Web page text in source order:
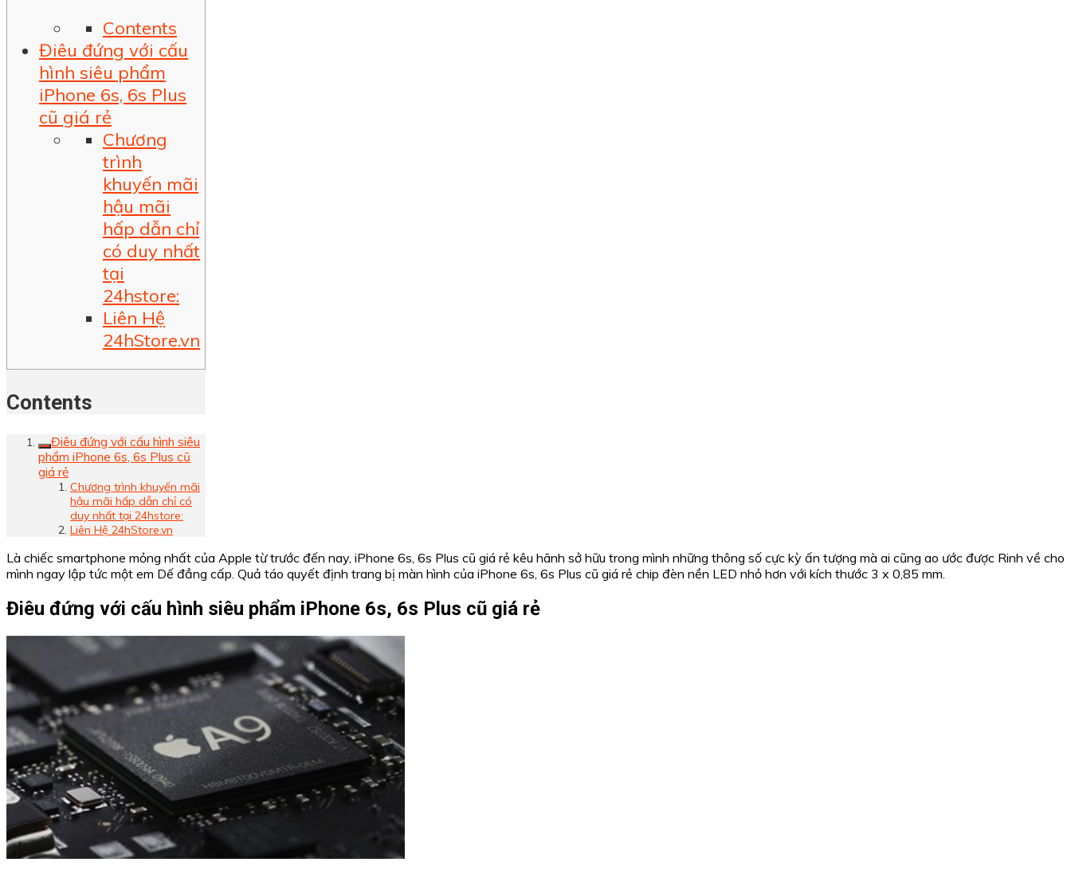
Contents
Điêu đứng với cấu
hình siêu phẩm
iPhone 6s, 6s Plus
cũ giá rẻ
Chương
trình
khuyến mãi
hậu mãi
hấp dẫn chỉ
có duy nhất
tại
24hstore:
Liên Hệ
24hStore.vn
Contents
Điêu đứng với cấu hình siêu
phẩm iPhone 6s, 6s Plus cũ
giá rẻ
Chương trình khuyến mãi
hậu mãi hấp dẫn chỉ có
duy nhất tại 24hstore:
Liên Hệ 24hStore.vn
Là chiếc smartphone mỏng nhất của Apple từ trước đến nay, iPhone 6s, 6s Plus cũ giá rẻ kêu hãnh sở hữu trong mình những thông số cực kỳ ấn tượng mà ai cũng ao ước được Rinh về cho
mình ngay lập tức một em Dế đẳng cấp. Quả táo quyết định trang bị màn hình của iPhone 6s, 6s Plus cũ giá rẻ chip đèn nền LED nhỏ hơn với kích thước 3 x 0,85 mm.
Điêu đứng với cấu hình siêu phẩm iPhone 6s, 6s Plus cũ giá rẻ